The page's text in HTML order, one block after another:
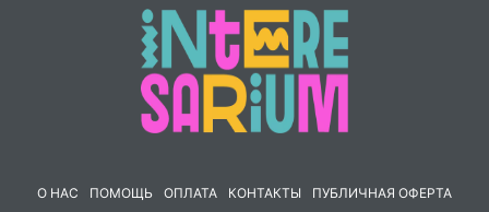
На последних страницах расположены ответы и
бланки ответов. Бланки ответов можно предложить
учащимся при тестировании.
О НАС ПОМОЩЬ ОПЛАТА КОНТАКТЫ
ПУБЛИЧНАЯ ОФЕРТА